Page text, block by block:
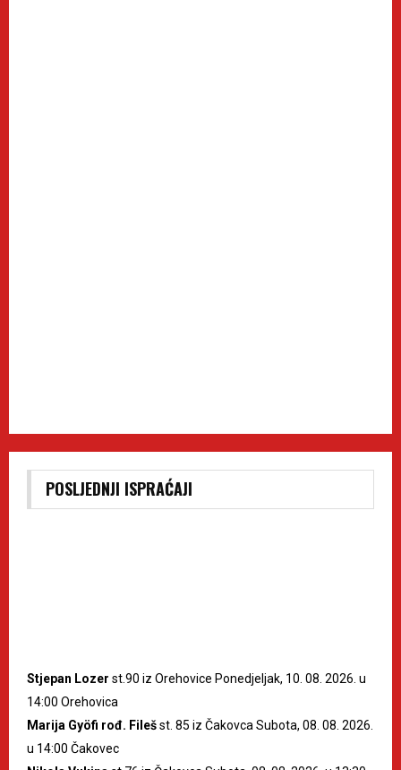
POSLJEDNJI ISPRAĆAJI
Stjepan Lozer st.90 iz Orehovice Ponedjeljak, 10. 08. 2026. u
14:00 Orehovica
Marija Gyöfi rođ. Filešst. 85 iz Čakovca Subota, 08. 08. 2026.
u 14:00 Čakovec